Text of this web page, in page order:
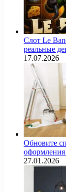
Слот Le
реальные
17.07.2026
Обновите
27.01.2026